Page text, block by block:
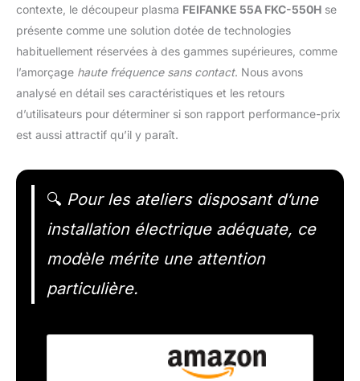
contexte, le découpeur plasma FEIFANKE 55A FKC-550H se
présente comme une solution dotée de technologies
habituellement réservées à des gammes supérieures, comme
l’amorçage haute fréquence sans contact. Nous avons
analysé en détail ses caractéristiques et les retours
d’utilisateurs pour déterminer si son rapport performance-prix
est aussi attractif qu’il y paraît.
🔍 Pour les ateliers disposant d’une
installation électrique adéquate, ce
modèle mérite une attention
particulière.